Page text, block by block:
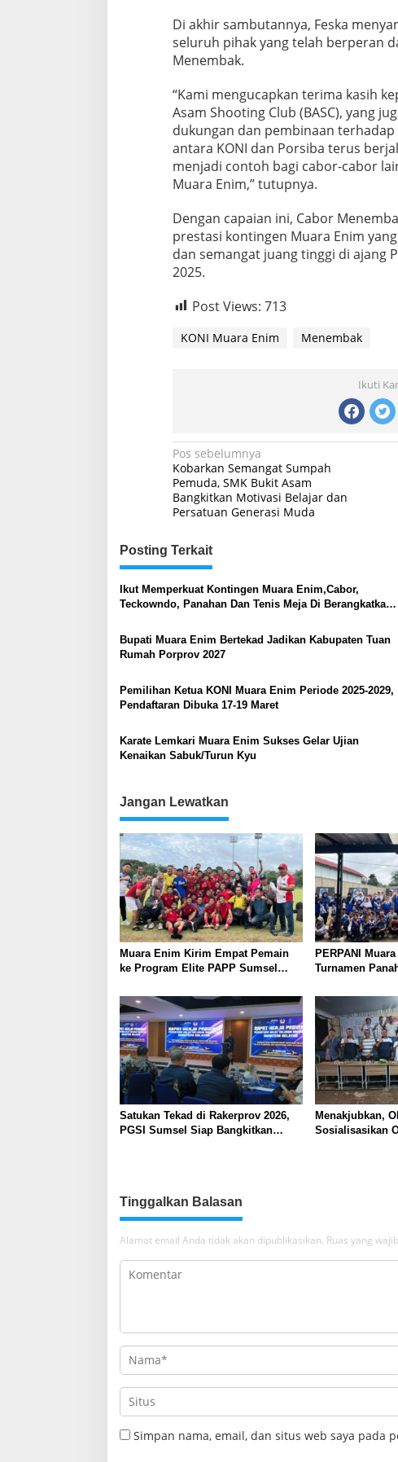
Di akhir sambutannya, Feska
seluruh pihak yang telah berperan
Menembak.
“Kami mengucapkan terima kasih
Asam Shooting Club (BASC), yang
dukungan dan pembinaan
antara KONI dan Porsiba terus
menjadi contoh bagi cabor-cabor
Muara Enim,” tutupnya.
Dengan capaian ini, Cabor
prestasi kontingen Muara Enim
dan semangat juang tinggi di ajang
2025.
Post Views: 713
KONI Muara Enim Menembak
Ikuti
Navigasi
pos
Pos sebelumnya
Kobarkan Semangat Sumpah
Pemuda, SMK Bukit Asam
Bangkitkan Motivasi Belajar dan
Persatuan Generasi Muda
Posting Terkait
Ikut Memperkuat Kontingen Muara Enim,Cabor,
Teckowndo, Panahan Dan Tenis Meja Di Berangkatkan
Bupati Muara Enim Bertekad Jadikan Kabupaten Tuan
Rumah Porprov 2027
Pemilihan Ketua KONI Muara Enim Periode 2025-2029,
Pendaftaran Dibuka 17-19 Maret
Karate Lemkari Muara Enim Sukses Gelar Ujian
Kenaikan Sabuk/Turun Kyu
Jangan Lewatkan
Muara Enim Kirim Empat Pemain
ke Program Elite PAPP Sumsel
PERPANI
Turnamen
dan Nasional
Satukan Tekad di Rakerprov 2026,
PGSI Sumsel Siap Bangkitkan
Menakjubkan,
Sosialisasikan
Tinggalkan Balasan
Alamat email Anda tidak akan dipublikasikan. Ruas yang
Simpan nama, email, dan situs web saya pada